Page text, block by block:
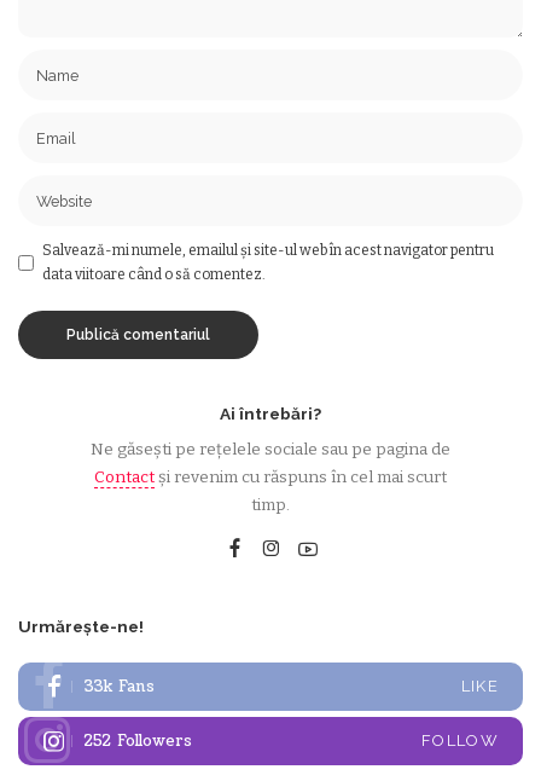
Salvează-mi numele, emailul și site-ul web în acest navigator pentru
data viitoare când o să comentez.
Ai întrebări?
Ne găsești pe rețelele sociale sau pe pagina de
Contactși revenim cu răspuns în cel mai scurt
timp.
Urmărește-ne!
33k Fans LIKE
252 Followers FOLLOW